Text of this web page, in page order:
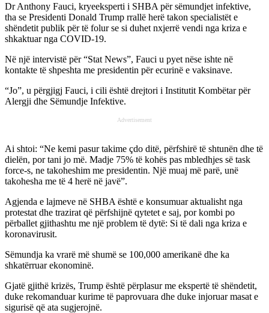
Dr Anthony Fauci, kryeeksperti i SHBA për sëmundjet infektive,
tha se Presidenti Donald Trump rrallë herë takon specialistët e
shëndetit publik për të folur se si duhet nxjerrë vendi nga kriza e
shkaktuar nga COVID-19.
Në një intervistë për “Stat News”, Fauci u pyet nëse ishte në
kontakte të shpeshta me presidentin për ecurinë e vaksinave.
“Jo”, u përgjigj Fauci, i cili është drejtori i Institutit Kombëtar për
Alergji dhe Sëmundje Infektive.
Advertisement
Ai shtoi: “Ne kemi pasur takime çdo ditë, përfshirë të shtunën dhe të
dielën, por tani jo më. Madje 75% të kohës pas mbledhjes së task
force-s, ne takoheshim me presidentin. Një muaj më parë, unë
takohesha me të 4 herë në javë”.
Agjenda e lajmeve në SHBA është e konsumuar aktualisht nga
protestat dhe trazirat që përfshijnë qytetet e saj, por kombi po
përballet gjithashtu me një problem të dytë: Si të dali nga kriza e
koronavirusit.
Sëmundja ka vrarë më shumë se 100,000 amerikanë dhe ka
shkatërruar ekonominë.
Gjatë gjithë krizës, Trump është përplasur me ekspertë të shëndetit,
duke rekomanduar kurime të paprovuara dhe duke injoruar masat e
sigurisë që ata sugjerojnë.